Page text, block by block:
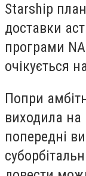
Starship
доставки
програми
очікується
Попри
виходила на
попередні